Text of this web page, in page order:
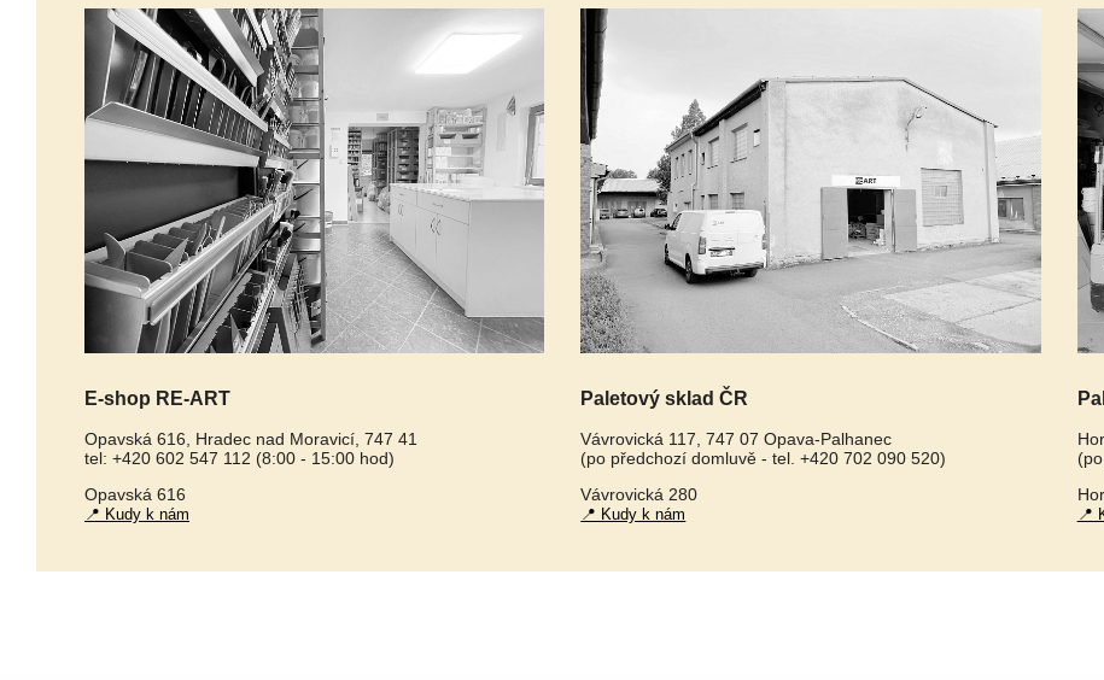
E-shop RE-ART
Opavská 616, Hradec nad Moravicí, 747 41
tel: +420 602 547 112 (8:00 - 15:00 hod)
Opavská 616
📍 Kudy k nám
Paletový sklad ČR
Vávrovická 117, 747 07 Opava-Palhanec
(po předchozí domluvě - tel. +420 702 090 520)
Vávrovická 280
📍 Kudy k nám 📍